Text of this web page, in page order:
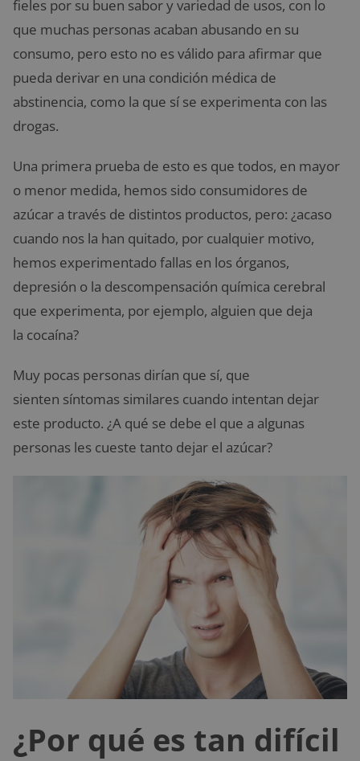
fieles por su buen sabor y variedad de usos, con lo
que muchas personas acaban abusando en su
consumo, pero esto no es válido para afirmar que
pueda derivar en una condición médica de
abstinencia, como la que sí se experimenta con las
drogas.
Una primera prueba de esto es que todos, en mayor
o menor medida, hemos sido consumidores de
azúcar a través de distintos productos, pero: ¿acaso
cuando nos la han quitado, por cualquier motivo,
hemos experimentado fallas en los órganos,
depresión o la descompensación química cerebral
que experimenta, por ejemplo, alguien que deja
la cocaína?
Muy pocas personas dirían que sí, que
sienten síntomas similares cuando intentan dejar
este producto. ¿A qué se debe el que a algunas
personas les cueste tanto dejar el azúcar?
¿Por qué es tan difícil